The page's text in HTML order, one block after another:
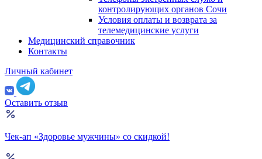
контролирующих органов Сочи
Условия оплаты и возврата за
телемедицинские услуги
Медицинский справочник
Контакты
Личный кабинет
Оставить отзыв
Чек-ап «Здоровье мужчины» со скидкой!